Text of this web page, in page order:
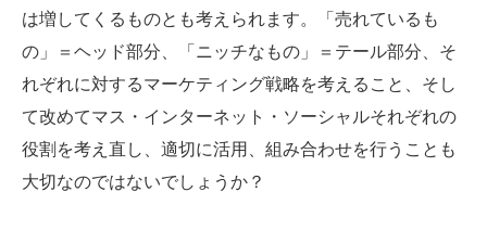
は増してくるものとも考えられます。「売れているも
の」＝ヘッド部分、「ニッチなもの」＝テール部分、そ
れぞれに対するマーケティング戦略を考えること、そし
て改めてマス・インターネット・ソーシャルそれぞれの
役割を考え直し、適切に活用、組み合わせを行うことも
大切なのではないでしょうか？